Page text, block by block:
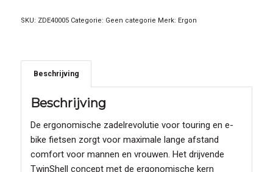
SKU: ZDE40005 Categorie: Geen categorie Merk: Ergon
Beschrijving
Beschrijving
De ergonomische zadelrevolutie voor touring en e-
bike fietsen zorgt voor maximale lange afstand
comfort voor mannen en vrouwen. Het drijvende
TwinShell concept met de ergonomische kern